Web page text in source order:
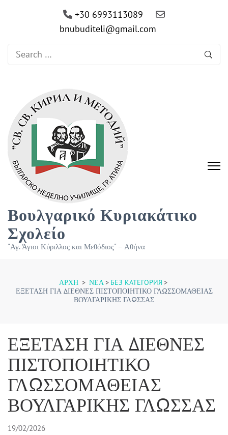
+30 6993113089
bnubuditeli@gmail.com
Search
for:
Βουλγαρικό Κυριακάτικο
Σχολείο
"Αγ. Άγιοι Κύριλλος και Μεθόδιος" – Αθήνα
ΑΡΧΉ > ΝΕΑ> БЕЗ КАТЕГОРИЯ >
ΕΞΕΤΑΣΗ ΓΙΑ ΔΙΕΘΝΕΣ ΠΙΣΤΟΠΟΙΗΤΙΚΟ ΓΛΩΣΣΟΜΑΘΕΙΑΣ
ΒΟΥΛΓΑΡΙΚΗΣ ΓΛΩΣΣΑΣ
ΕΞΕΤΑΣΗ ΓΙΑ ΔΙΕΘΝΕΣ
ΠΙΣΤΟΠΟΙΗΤΙΚΟ
ΓΛΩΣΣΟΜΑΘΕΙΑΣ
ΒΟΥΛΓΑΡΙΚΗΣ ΓΛΩΣΣΑΣ
19/02/2026